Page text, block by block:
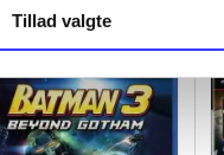
Tillad valgte